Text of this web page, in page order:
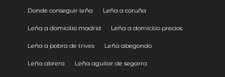
Donde conseguir leña Leña a coruña
Leña a domicilio madrid Leña a domicilio precios
Leña a pobra de trives Leña abegondo
Leña abrera Leña aguilar de segarra